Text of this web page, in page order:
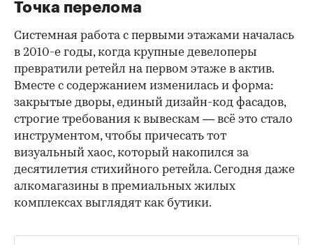
Точка перелома
Системная работа с первыми этажами началась
в 2010-е годы, когда крупные девелоперы
превратили ретейл на первом этаже в актив.
Вместе с содержанием изменилась и форма:
закрытые дворы, единый дизайн-код фасадов,
строгие требования к вывескам — всё это стало
инструментом, чтобы причесать тот
визуальный хаос, который накопился за
десятилетия стихийного ретейла. Сегодня даже
алкомагазины в премиальных жилых
комплексах выглядят как бутики.